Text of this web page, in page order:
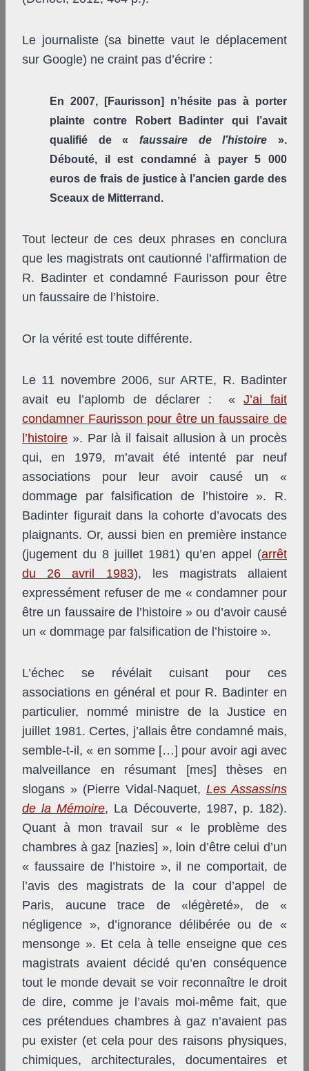
Le journaliste (sa binette vaut le déplacement
sur Google) ne craint pas d’écrire :
En 2007, [Faurisson] n’hésite pas à porter
plainte contre Robert Badinter qui l’avait
qualifié de « faussaire de l’histoire ».
Débouté, il est condamné à payer 5 000
euros de frais de justice à l’ancien garde des
Sceaux de Mitterrand.
Tout lecteur de ces deux phrases en conclura
que les magistrats ont cautionné l’affirmation de
R. Badinter et condamné Faurisson pour être
un faussaire de l’histoire.
Or la vérité est toute différente.
Le 11 novembre 2006, sur ARTE, R. Badinter
avait eu l’aplomb de déclarer : « J’ai fait
condamner Faurisson pour être un faussaire de
l’histoire ». Par là il faisait allusion à un procès
qui, en 1979, m’avait été intenté par neuf
associations pour leur avoir causé un «
dommage par falsification de l’histoire ». R.
Badinter figurait dans la cohorte d’avocats des
plaignants. Or, aussi bien en première instance
(jugement du 8 juillet 1981) qu’en appel (arrêt
du 26 avril 1983), les magistrats allaient
expressément refuser de me « condamner pour
être un faussaire de l’histoire » ou d’avoir causé
un « dommage par falsification de l’histoire ».
L’échec se révélait cuisant pour ces
associations en général et pour R. Badinter en
particulier, nommé ministre de la Justice en
juillet 1981. Certes, j’allais être condamné mais,
semble-t-il, « en somme […] pour avoir agi avec
malveillance en résumant [mes] thèses en
slogans » (Pierre Vidal-Naquet, Les Assassins
de la Mémoire, La Découverte, 1987, p. 182).
Quant à mon travail sur « le problème des
chambres à gaz [nazies] », loin d’être celui d’un
« faussaire de l’histoire », il ne comportait, de
l’avis des magistrats de la cour d’appel de
Paris, aucune trace de «légèreté», de «
négligence », d’ignorance délibérée ou de «
mensonge ». Et cela à telle enseigne que ces
magistrats avaient décidé qu’en conséquence
tout le monde devait se voir reconnaître le droit
de dire, comme je l’avais moi-même fait, que
ces prétendues chambres à gaz n’avaient pas
pu exister (et cela pour des raisons physiques,
chimiques, architecturales, documentaires et